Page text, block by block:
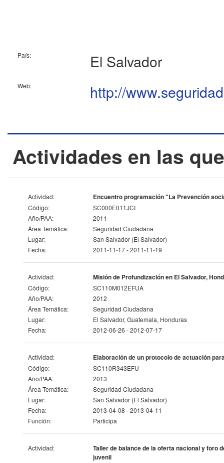
País: El Salvador
Web: http://
Actividades en las
Actividad: Encuentro programación "La Prevención
Código:
SC000E011JCI
Año/PAA:
2011
Área Temática:
Seguridad Ciudadana
Lugar:
San Salvador (El Salvador)
Fecha:
2011-11-17 - 2011-11-19
Actividad: Misión de Profundización en El Salvador,
Código:
SC110M012EFUA
Año/PAA:
2012
Área Temática:
Seguridad Ciudadana
Lugar:
El Salvador, Guatemala, Honduras
Fecha:
2012-06-26 - 2012-07-17
Actividad: Elaboración de un protocolo de actuación
Código:
SC110R343EFU
Año/PAA:
2013
Área Temática:
Seguridad Ciudadana
Lugar:
San Salvador (El Salvador)
Fecha:
2013-04-08 - 2013-04-11
Función:
Participa
Actividad:
Taller de balance de la oferta nacional y foro
juvenil